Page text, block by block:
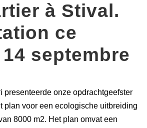
à Stival.
ce
septembre
presenteerde onze opdrachtgeefster
plan voor een ecologische uitbreiding
8000 m2. Het plan omvat een